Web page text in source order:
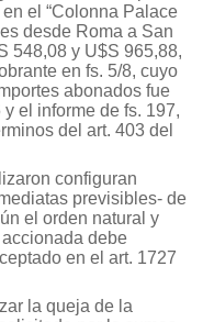
el “Colonna Palace
desde Roma a San
548,08 y U$S 965,88,
en fs. 5/8, cuyo
abonados fue
el informe de fs. 197,
del art. 403 del
configuran
previsibles- de
el orden natural y
debe
en el art. 1727
la queja de la